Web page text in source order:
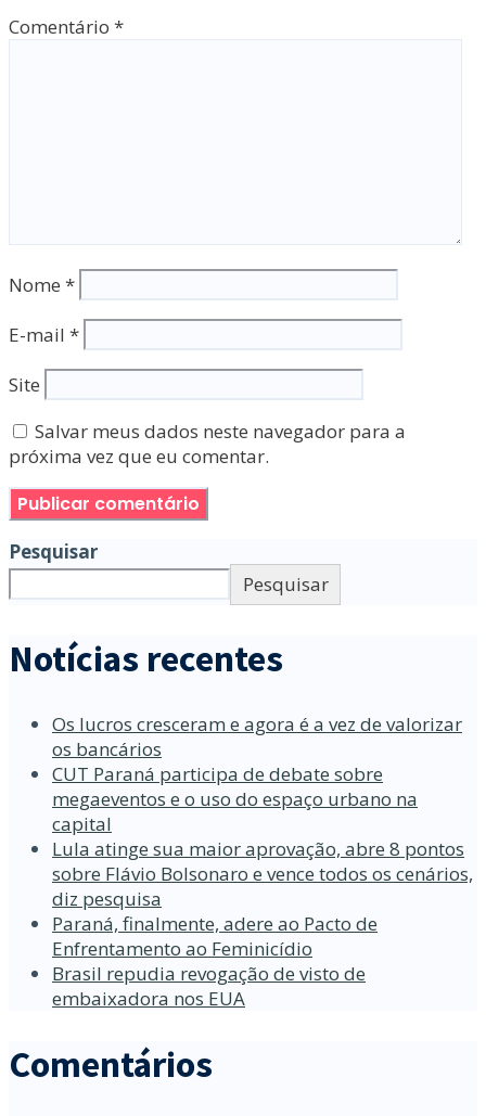
Comentário *
Nome *
E-mail *
Site
Salvar meus dados neste navegador para a
próxima vez que eu comentar.
Pesquisar
Pesquisar
Notícias recentes
Os lucros cresceram e agora é a vez de valorizar
os bancários
CUT Paraná participa de debate sobre
megaeventos e o uso do espaço urbano na
capital
Lula atinge sua maior aprovação, abre 8 pontos
sobre Flávio Bolsonaro e vence todos os cenários,
diz pesquisa
Paraná, finalmente, adere ao Pacto de
Enfrentamento ao Feminicídio
Brasil repudia revogação de visto de
embaixadora nos EUA
Comentários